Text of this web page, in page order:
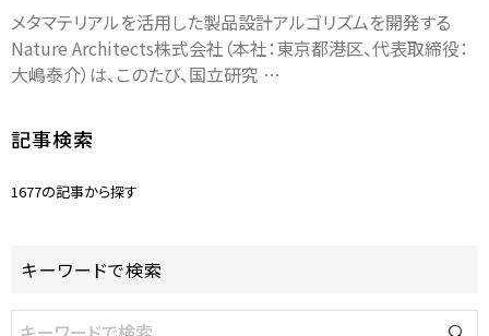
メタマテリアルを活用した製品設計アルゴリズムを開発する
Nature Architects株式会社（本社：東京都港区、代表取締役：
大嶋泰介）は、このたび、国立研究 …
記事検索
1677の記事から探す
キーワードで検索